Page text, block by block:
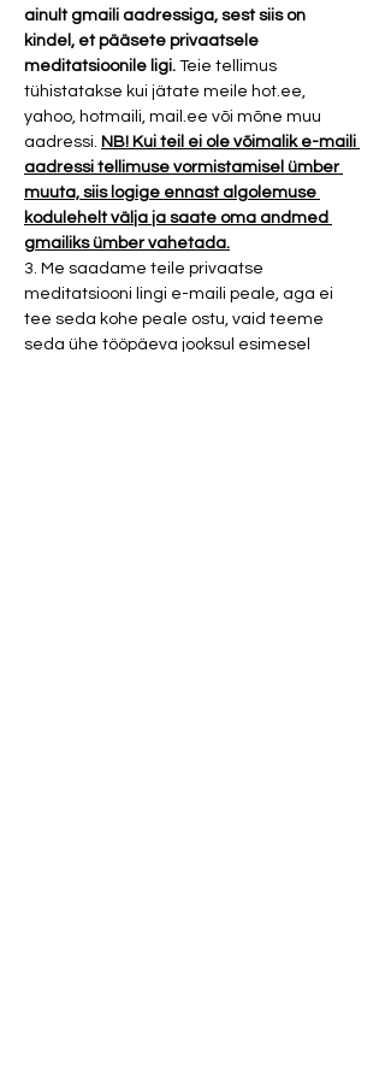
ainult gmaili aadressiga, sest siis on
kindel, et pääsete privaatsele
meditatsioonile ligi. Teie tellimus
tühistatakse kui jätate meile hot.ee,
yahoo, hotmaili, mail.ee või mõne muu
aadressi. NB! Kui teil ei ole võimalik e-maili
aadressi tellimuse vormistamisel ümber
muuta, siis logige ennast algolemuse
kodulehelt välja ja saate oma andmed
gmailiks ümber vahetada.
3. Me saadame teile privaatse
meditatsiooni lingi e-maili peale, aga ei
tee seda kohe peale ostu, vaid teeme
seda ühe tööpäeva jooksul esimesel